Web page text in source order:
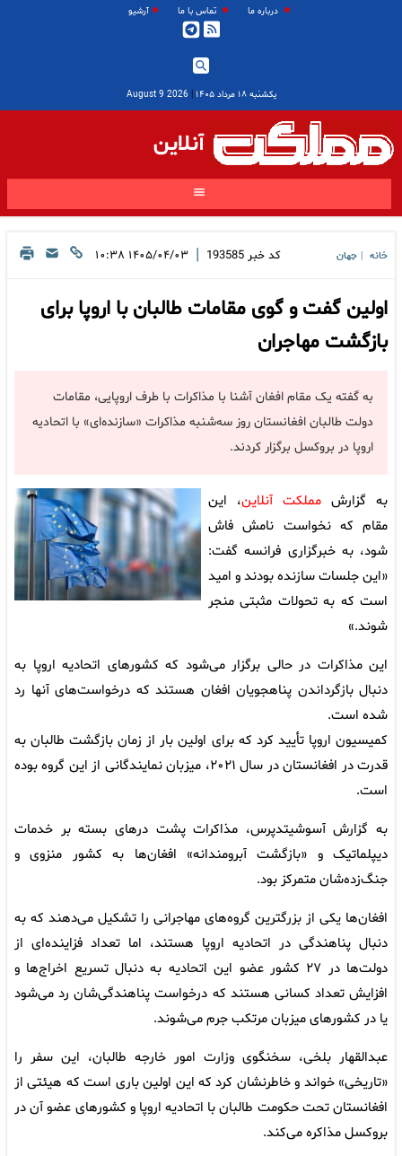
درباره ما تماس با ما آرشیو
یکشنبه ۱۸ مرداد ۱۴۰۵ |
2026 August 9
آنلاین
خانه جهان کد خبر 193585
| ۱۴۰۵/۰۴/۰۳ ۱۰:۳۸
اولین گفت و گوی مقامات طالبان با اروپا برای
بازگشت مهاجران
به گفته یک مقام افغان آشنا با مذاکرات با طرف اروپایی، مقامات
دولت طالبان افغانستان روز سه‌شنبه مذاکرات «سازنده‌ای» با اتحادیه
اروپا در بروکسل برگزار کردند.
به گزارش مملکت آنلاین، این
مقام که نخواست نامش فاش
شود، به خبرگزاری فرانسه گفت:
«این جلسات سازنده بودند و امید
است که به تحولات مثبتی منجر
شوند.»
این مذاکرات در حالی برگزار می‌شود که کشورهای اتحادیه اروپا به
دنبال بازگرداندن پناهجویان افغان هستند که درخواست‌های آنها رد
شده است.
کمیسیون اروپا تأیید کرد که برای اولین بار از زمان بازگشت طالبان به
قدرت در افغانستان در سال ۲۰۲۱، میزبان نمایندگانی از این گروه بوده
است.
به گزارش آسوشیتدپرس، مذاکرات پشت درهای بسته بر خدمات
دیپلماتیک و «بازگشت آبرومندانه» افغان‌ها به کشور منزوی و
جنگ‌زده‌شان متمرکز بود.
افغان‌ها یکی از بزرگترین گروه‌های مهاجرانی را تشکیل می‌دهند که به
دنبال پناهندگی در اتحادیه اروپا هستند، اما تعداد فزاینده‌ای از
دولت‌ها در ۲۷ کشور عضو این اتحادیه به دنبال تسریع اخراج‌ها و
افزایش تعداد کسانی هستند که درخواست پناهندگی‌شان رد می‌شود
یا در کشورهای میزبان مرتکب جرم می‌شوند.
عبدالقهار بلخی، سخنگوی وزارت امور خارجه طالبان، این سفر را
«تاریخی» خواند و خاطرنشان کرد که این اولین باری است که هیئتی از
افغانستان تحت حکومت طالبان با اتحادیه اروپا و کشورهای عضو آن در
بروکسل مذاکره می‌کند.